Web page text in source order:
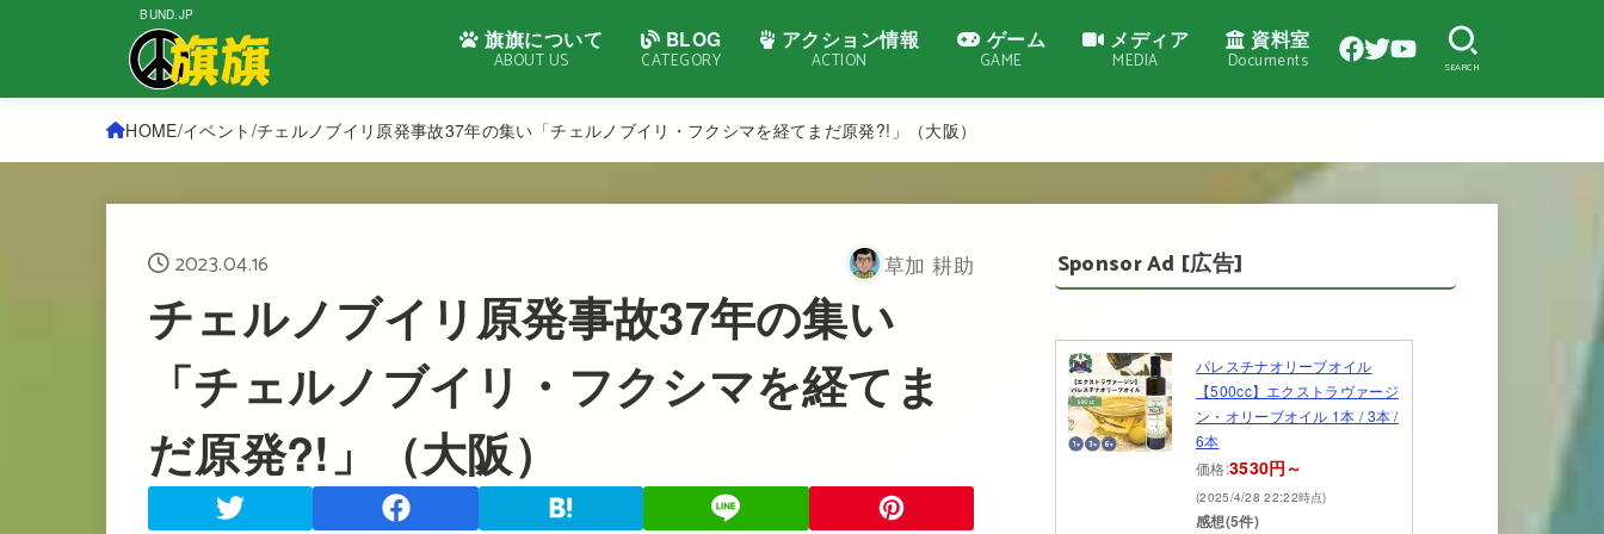
BUND.JP
旗旗について
ABOUT US
BLOG
CATEGORY
アクション情報
ACTION
ゲーム
GAME
メディア
MEDIA
資料室
Documents SEARCH
HOME イベント チェルノブイリ原発事故37年の集い「チェルノブイリ・フクシマを経てまだ原発?!」（大阪）
2023.04.16 草加 耕助
チェルノブイリ原発事故37年の集い
「チェルノブイリ・フクシマを経てま
だ原発?!」（大阪）
Sponsor Ad [広告]
パレスチナオリーブオイル
【500cc】エクストラヴァージ
ン・オリーブオイル 1本 / 3本 /
6本
価格:3530円～
(2025/4/28 22:22時点)
感想(5件)